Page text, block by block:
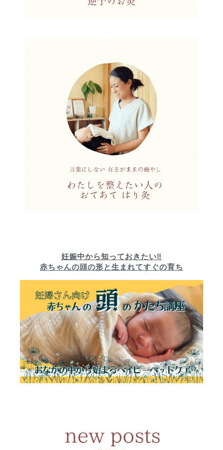
妊娠中から知っておきたい‼︎
赤ちゃんの頭の形と生まれてすぐの育ち